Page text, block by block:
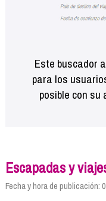
Este buscador
para los
posible con su
Escapadas y
Fecha y hora de publicación: